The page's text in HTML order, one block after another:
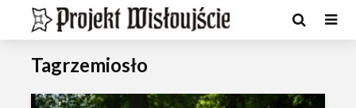
Tagrzemiosło